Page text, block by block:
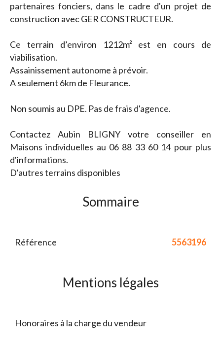
partenaires fonciers, dans le cadre d'un projet de
construction avec GER CONSTRUCTEUR.
Ce terrain d’environ 1212m² est en cours de
viabilisation.
Assainissement autonome à prévoir.
A seulement 6km de Fleurance.
Non soumis au DPE. Pas de frais d'agence.
Contactez Aubin BLIGNY votre conseiller en
Maisons individuelles au 06 88 33 60 14 pour plus
d'informations.
D'autres terrains disponibles
Sommaire
Référence 5563196
Mentions légales
Honoraires à la charge du vendeur